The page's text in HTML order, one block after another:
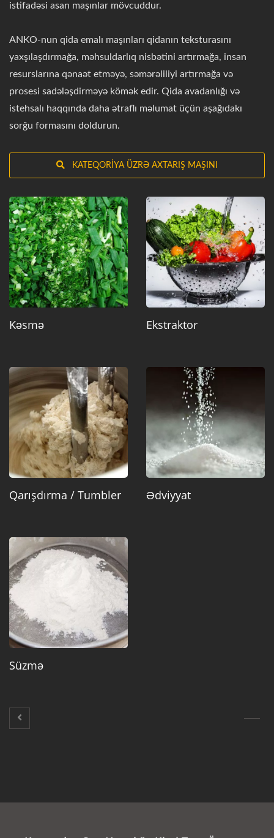
istifadəsi asan maşınlar mövcuddur.
ANKO-nun qida emalı maşınları qidanın teksturasını
yaxşılaşdırmağa, məhsuldarlıq nisbətini artırmağa, insan
resurslarına qənaət etməyə, səmərəliliyi artırmağa və
prosesi sadələşdirməyə kömək edir. Qida avadanlığı və
istehsalı haqqında daha ətraflı məlumat üçün aşağıdakı
sorğu formasını doldurun.
KATEQORIYA ÜZRƏ AXTARIŞ MAŞINI
Kəsmə Ekstraktor
Qarışdırma / Tumbler Ədviyyat
Süzmə